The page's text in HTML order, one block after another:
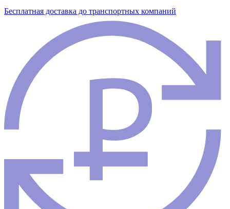
Бесплатная доставка до транспортных компаний